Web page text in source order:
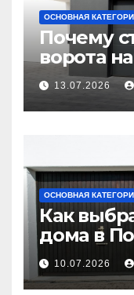
ОСНОВНАЯ
Почему
ворота
13.07.2026
ОСНОВНАЯ
Как
дома в
10.07.2026